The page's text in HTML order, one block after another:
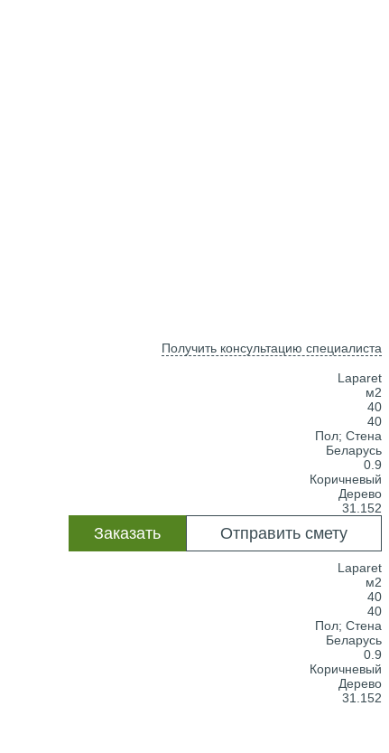
Laparet
м2
40
40
Пол; Стена
Беларусь
0.9
Коричневый
Дерево
31.152
Отправить смету
Заказать
Получить консультацию специалиста
Laparet
м2
40
40
Пол; Стена
Беларусь
0.9
Коричневый
Дерево
31.152